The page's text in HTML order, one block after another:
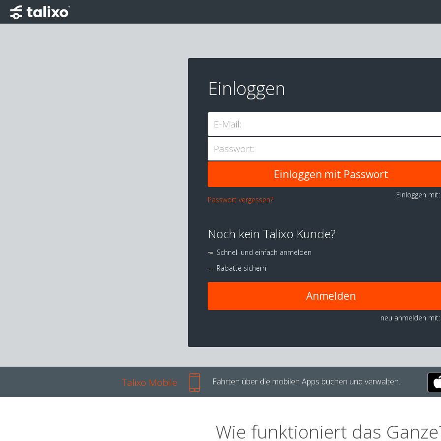
Einloggen
E-Mail:
Passwort:
Passwort vergessen?
Einloggen
Noch kein Talixo Kunde?
Schnell und einfach anmelden
Rabatte sichern
Anmelden
neu anmelden mit:
Talixo Mobile Fahrten über die mobilen Apps buchen und verwalten.
Wie funktioniert das